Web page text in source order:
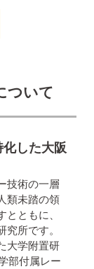
ついて
した大阪
技術の一層
類未踏の領
ともに、
所です。
大学附置研
付属レー